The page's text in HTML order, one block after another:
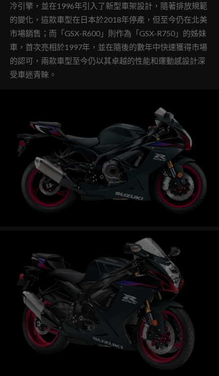
冷引擎，並在1996年引入了新型車架設計，隨著排放規範
的變化，這款車型在日本於2018年停產，但至今仍在北美
市場銷售；而「GSX-R600」則作為「GSX-R750」的姊妹
車，首次亮相於1997年，並在隨後的數年中快速獲得市場
的認可，兩款車型至今仍以其卓越的性能和運動感設計深
受車迷青睞。